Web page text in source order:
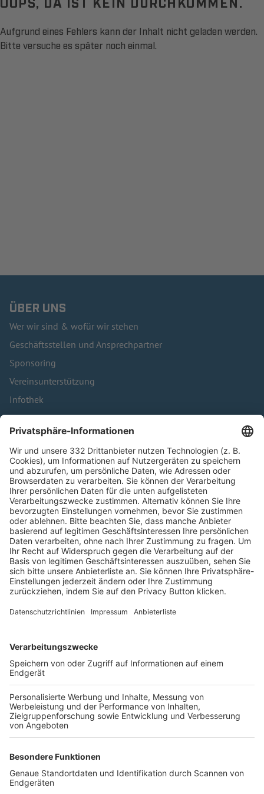
Aufgrund eines Fehlers kann der Inhalt nicht geladen werden.
Bitte versuche es später noch einmal.
ÜBER UNS
Wer wir sind & wofür wir stehen
Geschäftsstellen und Ansprechpartner
Sponsoring
Vereinsunterstützung
Infothek
Kontakt
HÄUFIG BESUCHTE SEITEN
Pässe und Vereinswechsel
Trainerausbildung
Schulungsangebot Vereinsmitarbeiter
BFV-Geschäftsstellen
Trainerbörse
Login SpielPlus
FOLGE DEM BFV
TOP-VEREINE
TOP-PARTNER